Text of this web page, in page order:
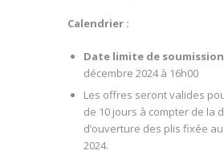
Calendrier :
Date limite de
décembre 2024 à 16h00
Les offres seront valides
de 10 jours à compter de la
d’ouverture des plis fixée
2024.